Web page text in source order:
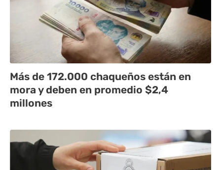
Más de 172.000 chaqueños están en
mora y deben en promedio $2,4
millones